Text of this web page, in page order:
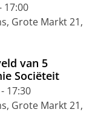
17:00
Grote Markt 21,
van 5
Sociëteit
17:30
Grote Markt 21,